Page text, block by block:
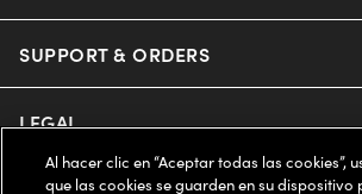
Oakley
Oakley Meta
Our Sunglasses
Our Contact Lenses
Ray-Ban | Meta
Offers & Discount
Insurance
FSA & HSA
SUPPORT & ORDERS
Help Center
Online Order Status
LEGAL
Al hacer clic en “Aceptar todas las cookies”,
que las cookies se guarden en su